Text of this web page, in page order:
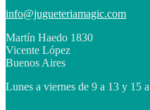
info@jugueteriamagic.com
Martín Haedo 1830
Vicente López
Buenos Aires
Lunes a viernes de 9 a 13 y 15